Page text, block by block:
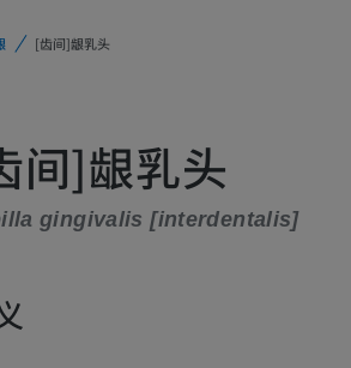
[齿间]龈乳头
间]龈乳头
gingivalis [interdentalis]